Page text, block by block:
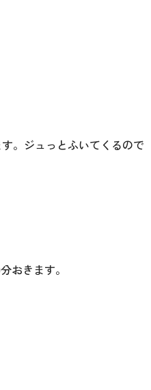
。ジュっとふいてくるので
おきます。